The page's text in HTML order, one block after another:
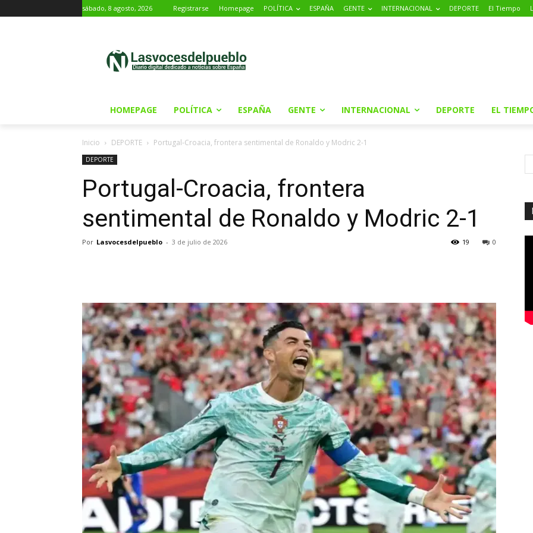
sábado, 8 agosto, 2026 Registrarse Homepage POLÍTICA ESPAÑA GENTE INTERNACIONAL DEPORTE El Tiempo
HOMEPAGE POLÍTICA ESPAÑA GENTE INTERNACIONAL DEPORTE EL
Inicio DEPORTE Portugal-Croacia, frontera sentimental de Ronaldo y Modric 2-1
DEPORTE
Portugal-Croacia, frontera
sentimental de Ronaldo y Modric 2-1
Por Lasvocesdelpueblo - 3 de julio de 2026 0
19